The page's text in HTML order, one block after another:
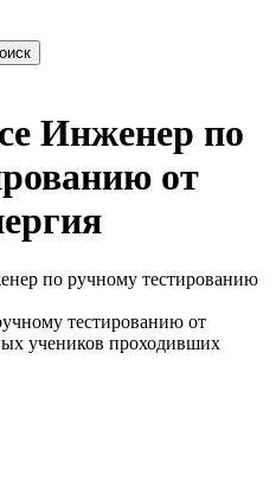
Инженер по
от
по ручному тестированию
тестированию от
учеников проходивших